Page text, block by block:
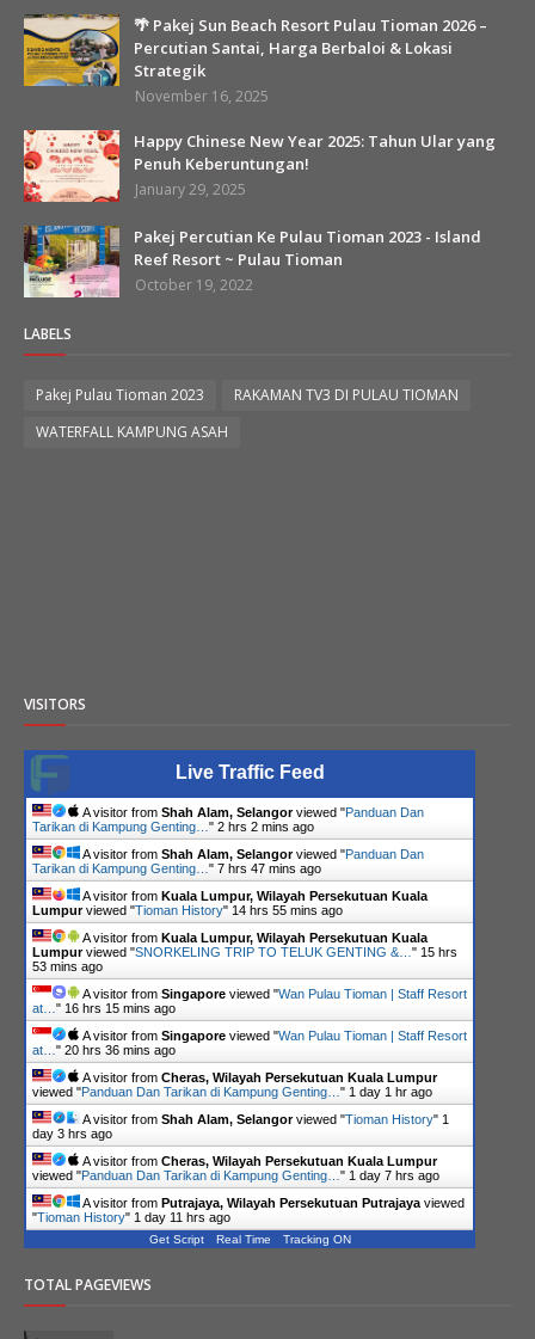
🌴 Pakej Sun Beach Resort Pulau Tioman 2026 –
Percutian Santai, Harga Berbaloi & Lokasi
Strategik
November 16, 2025
Happy Chinese New Year 2025: Tahun Ular yang
Penuh Keberuntungan!
January 29, 2025
Pakej Percutian Ke Pulau Tioman 2023 - Island
Reef Resort ~ Pulau Tioman
October 19, 2022
LABELS
Pakej Pulau Tioman 2023
RAKAMAN TV3 DI PULAU TIOMAN
WATERFALL KAMPUNG ASAH
VISITORS
Live Traffic Feed
A visitor from Shah Alam, Selangorviewed "Panduan Dan
Tarikan di Kampung Genting… " 2 hrs 2 mins ago
A visitor from Shah Alam, Selangorviewed "Panduan Dan
Tarikan di Kampung Genting… " 7 hrs 47 mins ago
A visitor from Kuala Lumpur, Wilayah Persekutuan Kuala
Lumpurviewed "Tioman History" 14 hrs 55 mins ago
A visitor from Kuala Lumpur, Wilayah Persekutuan Kuala
Lumpurviewed "SNORKELING TRIP TO TELUK GENTING &… " 15 hrs
53 mins ago
A visitor from Singapore viewed "Wan Pulau Tioman | Staff Resort
at… " 16 hrs 15 mins ago
A visitor from Singapore viewed "Wan Pulau Tioman | Staff Resort
at… " 20 hrs 36 mins ago
A visitor from Cheras, Wilayah Persekutuan Kuala Lumpur
viewed "Panduan Dan Tarikan di Kampung Genting… " 1 day 1 hr ago
A visitor from Shah Alam, Selangorviewed "Tioman History" 1
day 3 hrs ago
A visitor from Cheras, Wilayah Persekutuan Kuala Lumpur
viewed "Panduan Dan Tarikan di Kampung Genting… " 1 day 7 hrs ago
A visitor from Putrajaya, Wilayah Persekutuan Putrajaya viewed
"Tioman History" 1 day 11 hrs ago
Get Script Real Time Tracking ON
TOTAL PAGEVIEWS